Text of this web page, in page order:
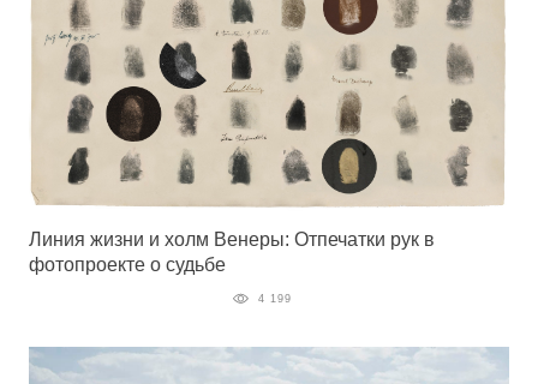
Линия жизни и холм Венеры: Отпечатки рук в
фотопроекте о судьбе
4 199